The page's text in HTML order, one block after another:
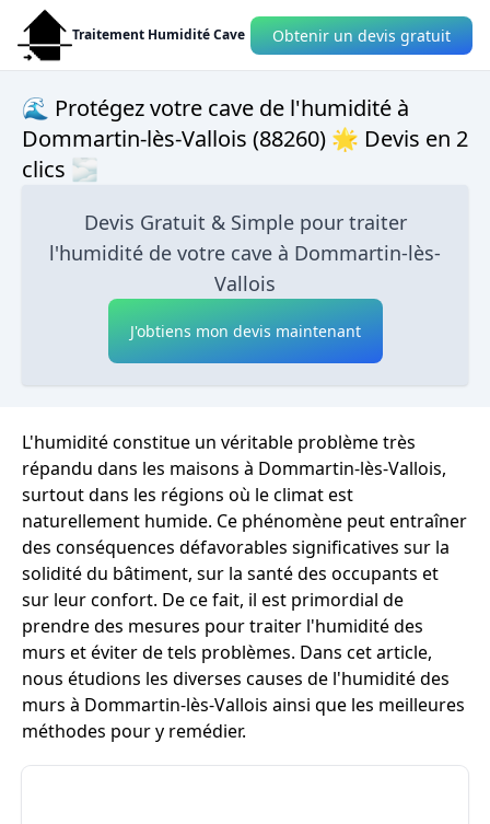
Traitement Humidité Cave Obtenir un devis gratuit
🌊 Protégez votre cave de l'humidité à
Dommartin-lès-Vallois (88260) 🌟 Devis en 2
clics 🌫
Devis Gratuit & Simple pour traiter
l'humidité de votre cave à Dommartin-lès-
Vallois
J'obtiens mon devis maintenant
L'humidité constitue un véritable problème très
répandu dans les maisons à Dommartin-lès-Vallois,
surtout dans les régions où le climat est
naturellement humide. Ce phénomène peut entraîner
des conséquences défavorables significatives sur la
solidité du bâtiment, sur la santé des occupants et
sur leur confort. De ce fait, il est primordial de
prendre des mesures pour traiter l'humidité des
murs et éviter de tels problèmes. Dans cet article,
nous étudions les diverses causes de l'humidité des
murs à Dommartin-lès-Vallois ainsi que les meilleures
méthodes pour y remédier.